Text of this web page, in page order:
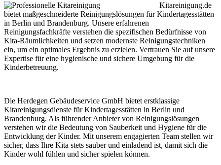
Kitareinigung.de
bietet maßgeschneiderte Reinigungslösungen für Kindertagesstätten
in Berlin und Brandenburg. Unsere erfahrenen
Reinigungsfachkräfte verstehen die spezifischen Bedürfnisse von
Kita-Räumlichkeiten und setzen modernste Reinigungstechniken
ein, um ein optimales Ergebnis zu erzielen. Vertrauen Sie auf unsere
Expertise für eine hygienische und sichere Umgebung für die
Kinderbetreuung.
Die Herdegen Gebäudeservice GmbH bietet erstklassige
Kitareinigungsdienste für Kindertagesstätten in Berlin und
Brandenburg. Als führender Anbieter von Reinigungslösungen
verstehen wir die Bedeutung von Sauberkeit und Hygiene für die
Entwicklung der Kinder. Mit unserem engagierten Team stellen wir
sicher, dass Ihre Kita stets sauber und einladend ist, damit sich die
Kinder wohl fühlen und sicher spielen können.